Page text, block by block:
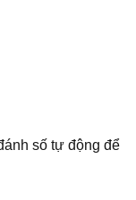
số tự động để